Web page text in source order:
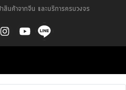
สินค้าจากจีน และบริการครบวงจร